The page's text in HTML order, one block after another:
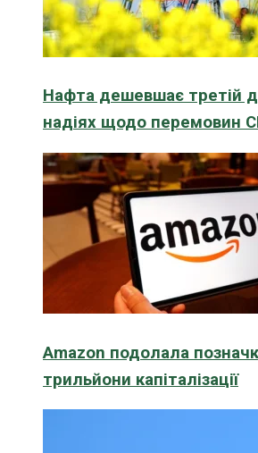
Нафта дешевшає третій
надіях щодо перемовин
Amazon подолала
трильйони капіталізації